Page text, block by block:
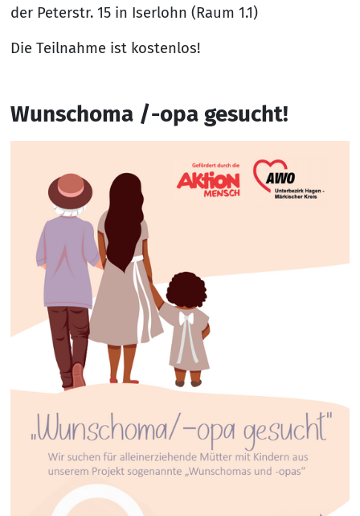
der Peterstr. 15 in Iserlohn (Raum 1.1)
Die Teilnahme ist kostenlos!
Wunschoma /-opa gesucht!